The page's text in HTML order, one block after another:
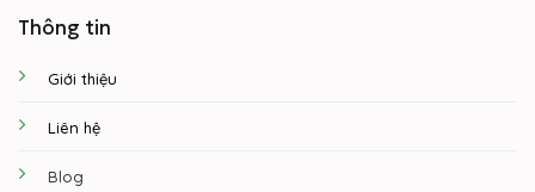
Thông tin
Giới thiệu
Liên hệ
Blog